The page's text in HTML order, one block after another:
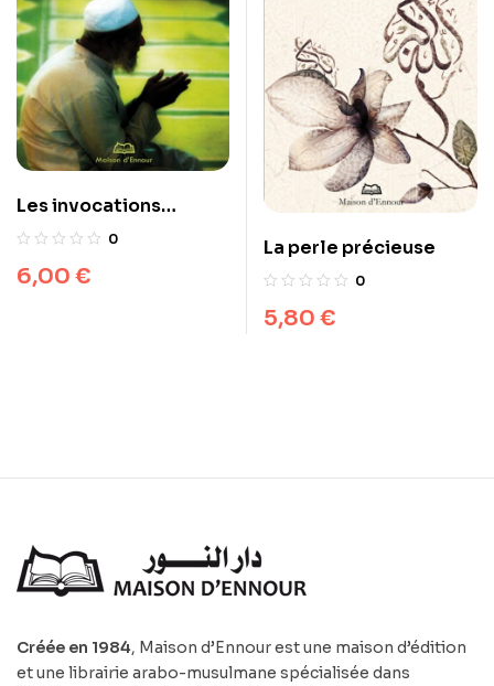
Les invocations
exaucées 0
6,00 €
La perle précieuse
0
5,80 €
Créée en 1984, Maison d’Ennour est une maison d’édition
et une librairie arabo-musulmane spécialisée dans